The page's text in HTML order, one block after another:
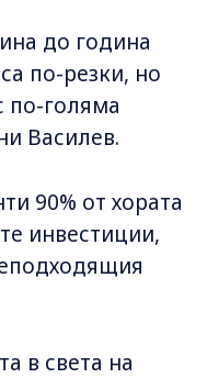
до година
по-резки, но
по-голяма
Василев.
90% от хората
инвестиции,
в света на